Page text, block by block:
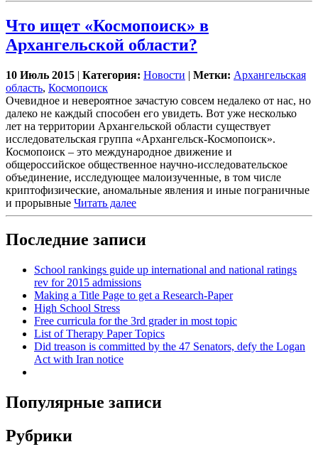
Что ищет «Космопоиск» в
Архангельской области?
10 Июль 2015 | Категория: Новости | Метки: Архангельская
область, Космопоиск
Очевидное и невероятное зачастую совсем недалеко от нас, но
далеко не каждый способен его увидеть. Вот уже несколько
лет на территории Архангельской области существует
исследовательская группа «Архангельск-Космопоиск».
Космопоиск – это международное движение и
общероссийское общественное научно-исследовательское
объединение, исследующее малоизученные, в том числе
криптофизические, аномальные явления и иные пограничные
и прорывные Читать далее
Последние записи
School rankings guide up international and national ratings
rev for 2015 admissions
Making a Title Page to get a Research-Paper
High School Stress
Free curricula for the 3rd grader in most topic
List of Therapy Paper Topics
Did treason is committed by the 47 Senators, defy the Logan
Act with Iran notice
Популярные записи
Рубрики